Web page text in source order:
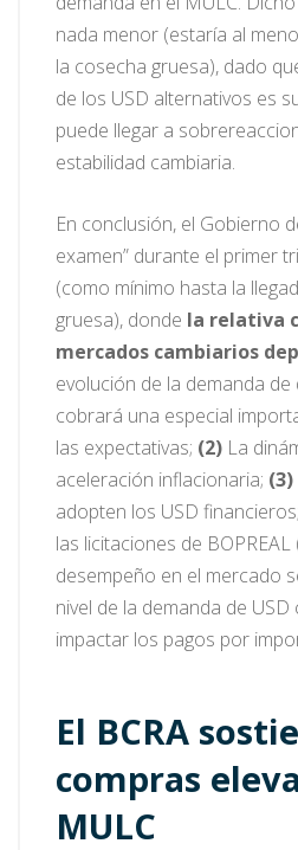
nada menor (estaría al
la cosecha gruesa), dado
de los USD alternativos es
puede llegar a
estabilidad cambiaria.
En conclusión, el Gobierno
examen” durante el primer
(como mínimo hasta la
gruesa), donde la relativa
mercados cambiarios
evolución de la demanda
cobrará una especial
las expectativas; (2) La
aceleración inflacionaria; (3)
adopten los USD financieros;
las licitaciones de
desempeño en el mercado
nivel de la demanda de
impactar los pagos por
El BCRA
compras
MULC